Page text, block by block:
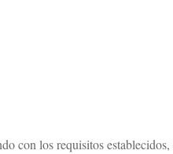
con los requisitos establecidos,